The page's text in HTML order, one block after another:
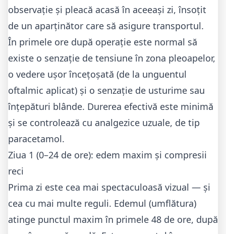
observație și pleacă acasă în aceeași zi, însoțit
de un aparținător care să asigure transportul.
În primele ore după operație este normal să
existe o senzație de tensiune în zona pleoapelor,
o vedere ușor încețoșată (de la unguentul
oftalmic aplicat) și o senzație de usturime sau
înțepături blânde. Durerea efectivă este minimă
și se controlează cu analgezice uzuale, de tip
paracetamol.
Ziua 1 (0–24 de ore): edem maxim și compresii
reci
Prima zi este cea mai spectaculoasă vizual — și
cea cu mai multe reguli. Edemul (umflătura)
atinge punctul maxim în primele 48 de ore, după